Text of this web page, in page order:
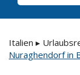
Italien ▸
Nuraghendorf in